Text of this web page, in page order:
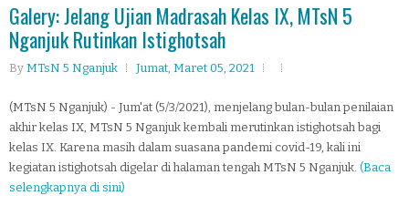
Galery: Jelang Ujian Madrasah Kelas IX, MTsN 5
Nganjuk Rutinkan Istighotsah
By MTsN 5 Nganjuk Jumat, Maret 05, 2021
(MTsN 5 Nganjuk) - Jum'at (5/3/2021), menjelang bulan-bulan penilaian
akhir kelas IX, MTsN 5 Nganjuk kembali merutinkan istighotsah bagi
kelas IX. Karena masih dalam suasana pandemi covid-19, kali ini
kegiatan istighotsah digelar di halaman tengah MTsN 5 Nganjuk. (Baca
selengkapnya di sini)